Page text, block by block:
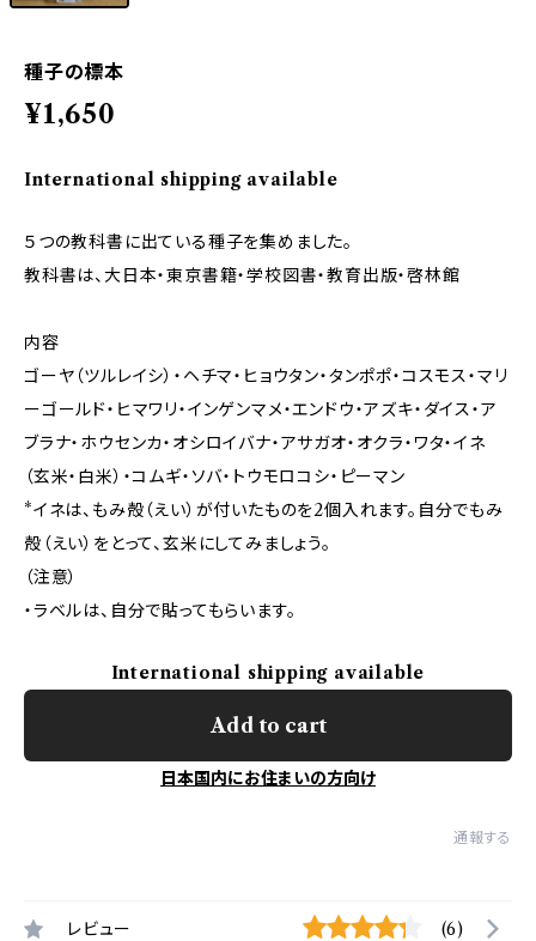
種子の標本
¥1,650
International shipping available
５つの教科書に出ている種子を集めました。
教科書は、大日本・東京書籍・学校図書・教育出版・啓林館
内容
ゴーヤ（ツルレイシ）・ヘチマ・ヒョウタン・タンポポ・コスモス・マリ
ーゴールド・ヒマワリ・インゲンマメ・エンドウ・アズキ・ダイス・ア
ブラナ・ホウセンカ・オシロイバナ・アサガオ・オクラ・ワタ・イネ
（玄米・白米）・コムギ・ソバ・トウモロコシ・ピーマン
*イネは、もみ殻（えい）が付いたものを2個入れます。自分でもみ
殻（えい）をとって、玄米にしてみましょう。
（注意）
・ラベルは、自分で貼ってもらいます。
International shipping available
Add to cart
日本国内にお住まいの方向け
通報する
レビュー (6)